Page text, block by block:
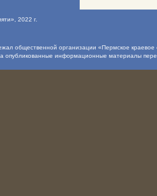
, 2022 г.
общественной организации «Пермское
опубликованные информационные материалы